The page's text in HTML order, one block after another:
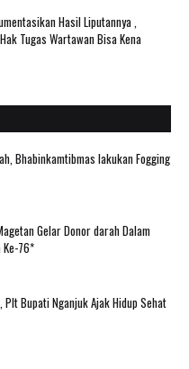
Hasil Liputannya ,
Tugas Wartawan Bisa Kena
Bhabinkamtibmas lakukan Fogging
Gelar Donor darah Dalam
Ke-76*
Bupati Nganjuk Ajak Hidup Sehat